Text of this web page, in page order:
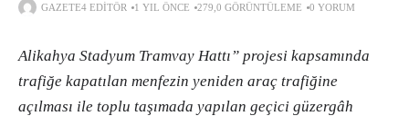
GAZETE4 EDITÖR 1 YIL ÖNCE 279,0 GÖRÜNTÜLEME 0 YORUM
Alikahya Stadyum Tramvay Hattı” projesi kapsamında
trafiğe kapatılan menfezin yeniden araç trafiğine
açılması ile toplu taşımada yapılan geçici güzergâh